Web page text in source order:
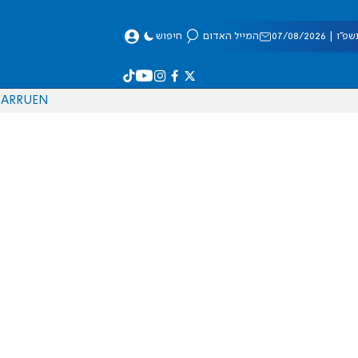
08/2026 המייל האדום חיפוש
EN
RU
AR